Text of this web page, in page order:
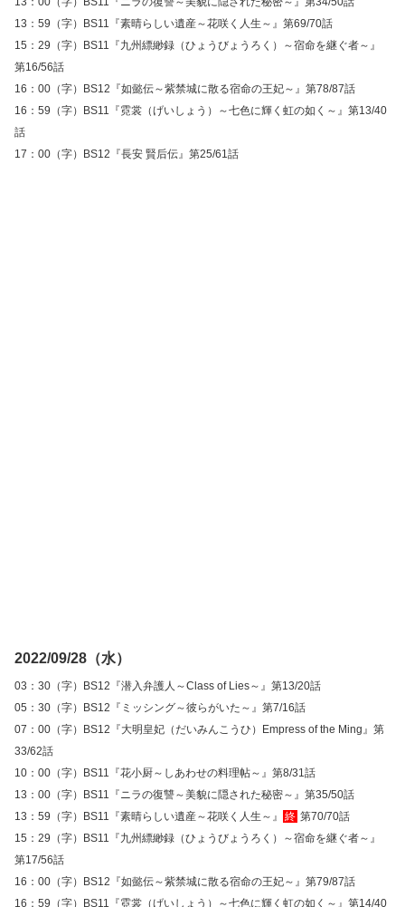
13：59（字）BS11『素晴らしい遺産～花咲く人生～』第69/70話
15：29（字）BS11『九州縹緲録（ひょうびょうろく）～宿命を継ぐ者～』
第16/56話
16：00（字）BS12『如懿伝～紫禁城に散る宿命の王妃～』第78/87話
16：59（字）BS11『霓裳（げいしょう）～七色に輝く虹の如く～』第13/40
話
17：00（字）BS12『長安 賢后伝』第25/61話
2022/09/28（水）
03：30（字）BS12『潜入弁護人～Class of Lies～』第13/20話
05：30（字）BS12『ミッシング～彼らがいた～』第7/16話
07：00（字）BS12『大明皇妃（だいみんこうひ）Empress of the Ming』第
33/62話
10：00（字）BS11『花小厨～しあわせの料理帖～』第8/31話
13：00（字）BS11『ニラの復讐～美貌に隠された秘密～』第35/50話
13：59（字）BS11『素晴らしい遺産～花咲く人生～』
終 第70/70話
15：29（字）BS11『九州縹緲録（ひょうびょうろく）～宿命を継ぐ者～』
第17/56話
16：00（字）BS12『如懿伝～紫禁城に散る宿命の王妃～』第79/87話
16：59（字）BS11『霓裳（げいしょう）～七色に輝く虹の如く～』第14/40